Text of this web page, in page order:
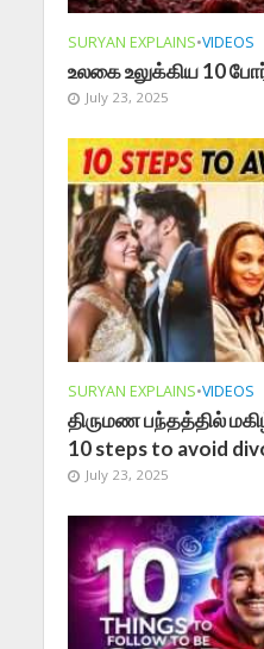
SURYAN EXPLAINS•VIDEOS
உலகை உலுக்கிய 10
July 23, 2025
SURYAN EXPLAINS•VIDEOS
திருமண பந்தத்தில்
10 steps to avoid
July 23, 2025